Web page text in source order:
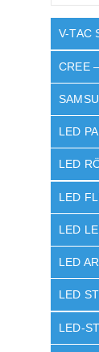
V-TAC
CREE
LED
LED
LED
LED
LED
LED
LED-